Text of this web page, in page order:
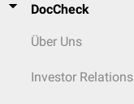
DocCheck
Über Uns
Investor Relations